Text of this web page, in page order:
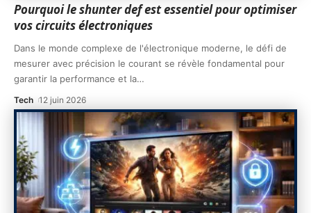
Pourquoi le shunter def est essentiel pour optimiser
vos circuits électroniques
Dans le monde complexe de l'électronique moderne, le défi de
mesurer avec précision le courant se révèle fondamental pour
garantir la performance et la…
Tech 12 juin 2026